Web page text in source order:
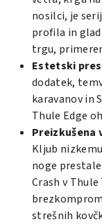
nosilci, je
profila in
trgu,
Estetski
dodatek,
karavanov in
Thule Edge
Kljub
noge
Crash v
strešnih